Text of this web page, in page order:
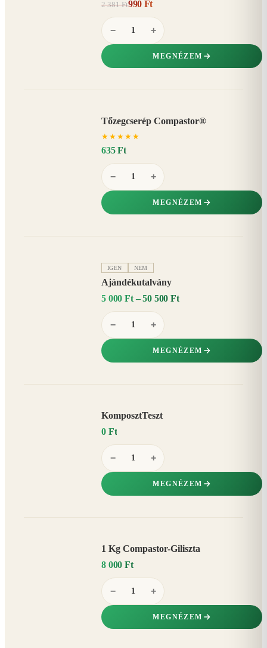
2 381 Ft990 Ft
− +
MEGNÉZEM
Tőzegcserép Compastor®
★ ★ ★ ★ ★
635 Ft
− +
MEGNÉZEM
IGEN NEM
Ajándékutalvány
5 000 Ft – 50 500 Ft
− +
MEGNÉZEM
KomposztTeszt
0 Ft
− +
MEGNÉZEM
1 Kg Compastor-Giliszta
8 000 Ft
− +
MEGNÉZEM